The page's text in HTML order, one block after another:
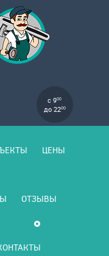
с 900
до 2200
ЦЕНЫ
ОТЗЫВЫ